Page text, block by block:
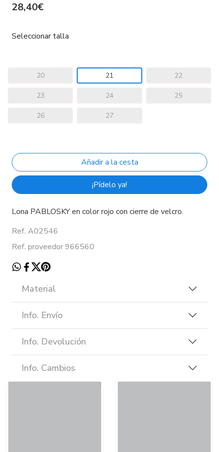
28,40€
Seleccionar talla
20 21 22
23 24 25
26 27
¡Pídelo ya!
Lona PABLOSKY en color rojo con cierre de velcro.
Ref. A02546
Ref. proveedor 966560
Material
Info. Envío
Info. Devolución
Info. Cambios